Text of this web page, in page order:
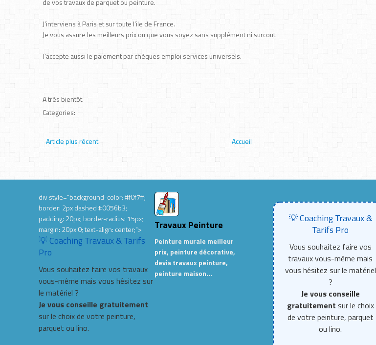
de vos travaux de parquet ou peinture.
J’interviens à Paris et sur toute l’ile de France.
Je vous assure les meilleurs prix ou que vous soyez sans supplément ni surcout.
J’accepte aussi le paiement par chèques emploi services universels.
A très bientôt.
Categories:
Article plus récent Accueil
div style="background-color: #f0f7ff;
border: 2px dashed #0056b3;
padding: 20px; border-radius: 15px;
margin: 20px 0; text-align: center;">
💡 Coaching Travaux & Tarifs
Pro
Vous souhaitez faire vos travaux
vous-même mais vous hésitez sur
le matériel ?
Je vous conseille gratuitement
sur le choix de votre peinture,
parquet ou lino.
Travaux Peinture
Peinture murale meilleur
prix, peinture décorative,
devis travaux peinture,
peinture maison…
💡 Coaching Travaux &
Tarifs Pro
Vous souhaitez faire vos
travaux vous-même mais
vous hésitez sur le matériel
?
Je vous conseille
gratuitement sur le choix
de votre peinture, parquet
ou lino.